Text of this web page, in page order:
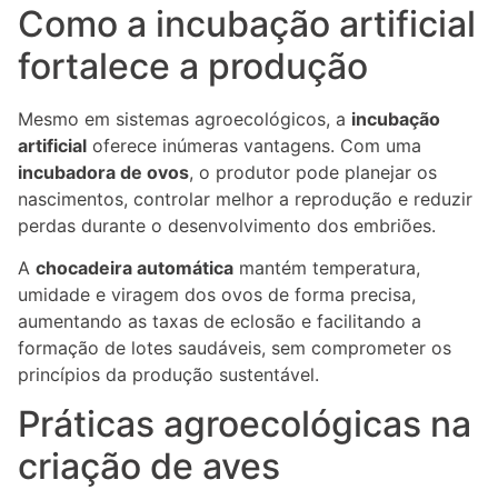
Como a incubação artificial
fortalece a produção
Mesmo em sistemas agroecológicos, a incubação
artificial oferece inúmeras vantagens. Com uma
incubadora de ovos, o produtor pode planejar os
nascimentos, controlar melhor a reprodução e reduzir
perdas durante o desenvolvimento dos embriões.
A chocadeira automática mantém temperatura,
umidade e viragem dos ovos de forma precisa,
aumentando as taxas de eclosão e facilitando a
formação de lotes saudáveis, sem comprometer os
princípios da produção sustentável.
Práticas agroecológicas na
criação de aves